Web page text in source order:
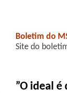
Boletim do
Site do
”O ideal é